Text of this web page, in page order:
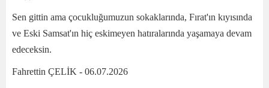
Sen gittin ama çocukluğumuzun sokaklarında, Fırat'ın kıyısında
ve Eski Samsat'ın hiç eskimeyen hatıralarında yaşamaya devam
edeceksin.
Fahrettin ÇELİK - 06.07.2026